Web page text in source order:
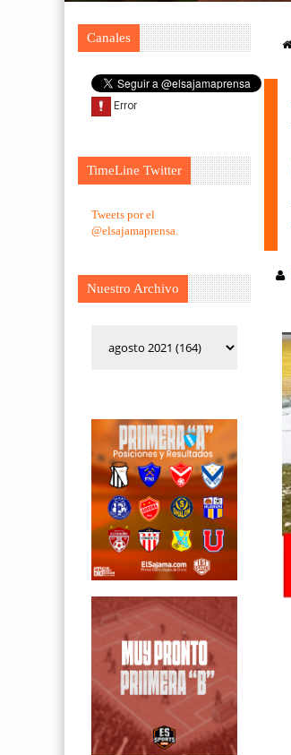
Canales
TimeLine Twitter
Tweets por el
@elsajamaprensa.
Nuestro Archivo